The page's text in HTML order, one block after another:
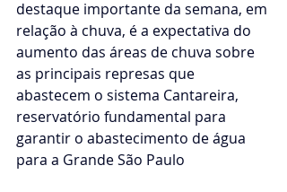
destaque importante da semana, em
relação à chuva, é a expectativa do
aumento das áreas de chuva sobre
as principais represas que
abastecem o sistema Cantareira,
reservatório fundamental para
garantir o abastecimento de água
para a Grande São Paulo